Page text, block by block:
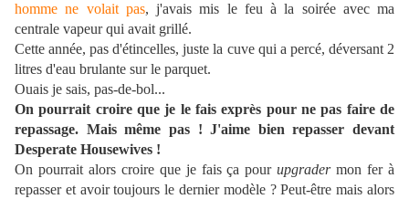
homme ne volait pas, j'avais mis le feu à la soirée avec ma
centrale vapeur qui avait grillé.
Cette année, pas d'étincelles, juste la cuve qui a percé, déversant 2
litres d'eau brulante sur le parquet.
Ouais je sais, pas-de-bol...
On pourrait croire que je le fais exprès pour ne pas faire de
repassage. Mais même pas ! J'aime bien repasser devant
Desperate Housewives !
On pourrait alors croire que je fais ça pourupgradermon fer à
repasser et avoir toujours le dernier modèle ? Peut-être mais alors